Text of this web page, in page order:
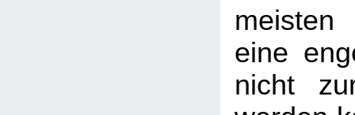
eine
nicht